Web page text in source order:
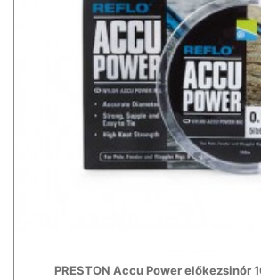
PRESTON Accu Power előkezsinór